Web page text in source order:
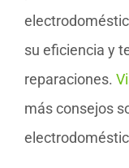
su eficiencia y
reparaciones.
más consejos